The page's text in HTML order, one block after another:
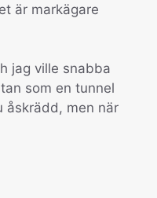
är markägare
jag ville snabba
som en tunnel
åskrädd, men när